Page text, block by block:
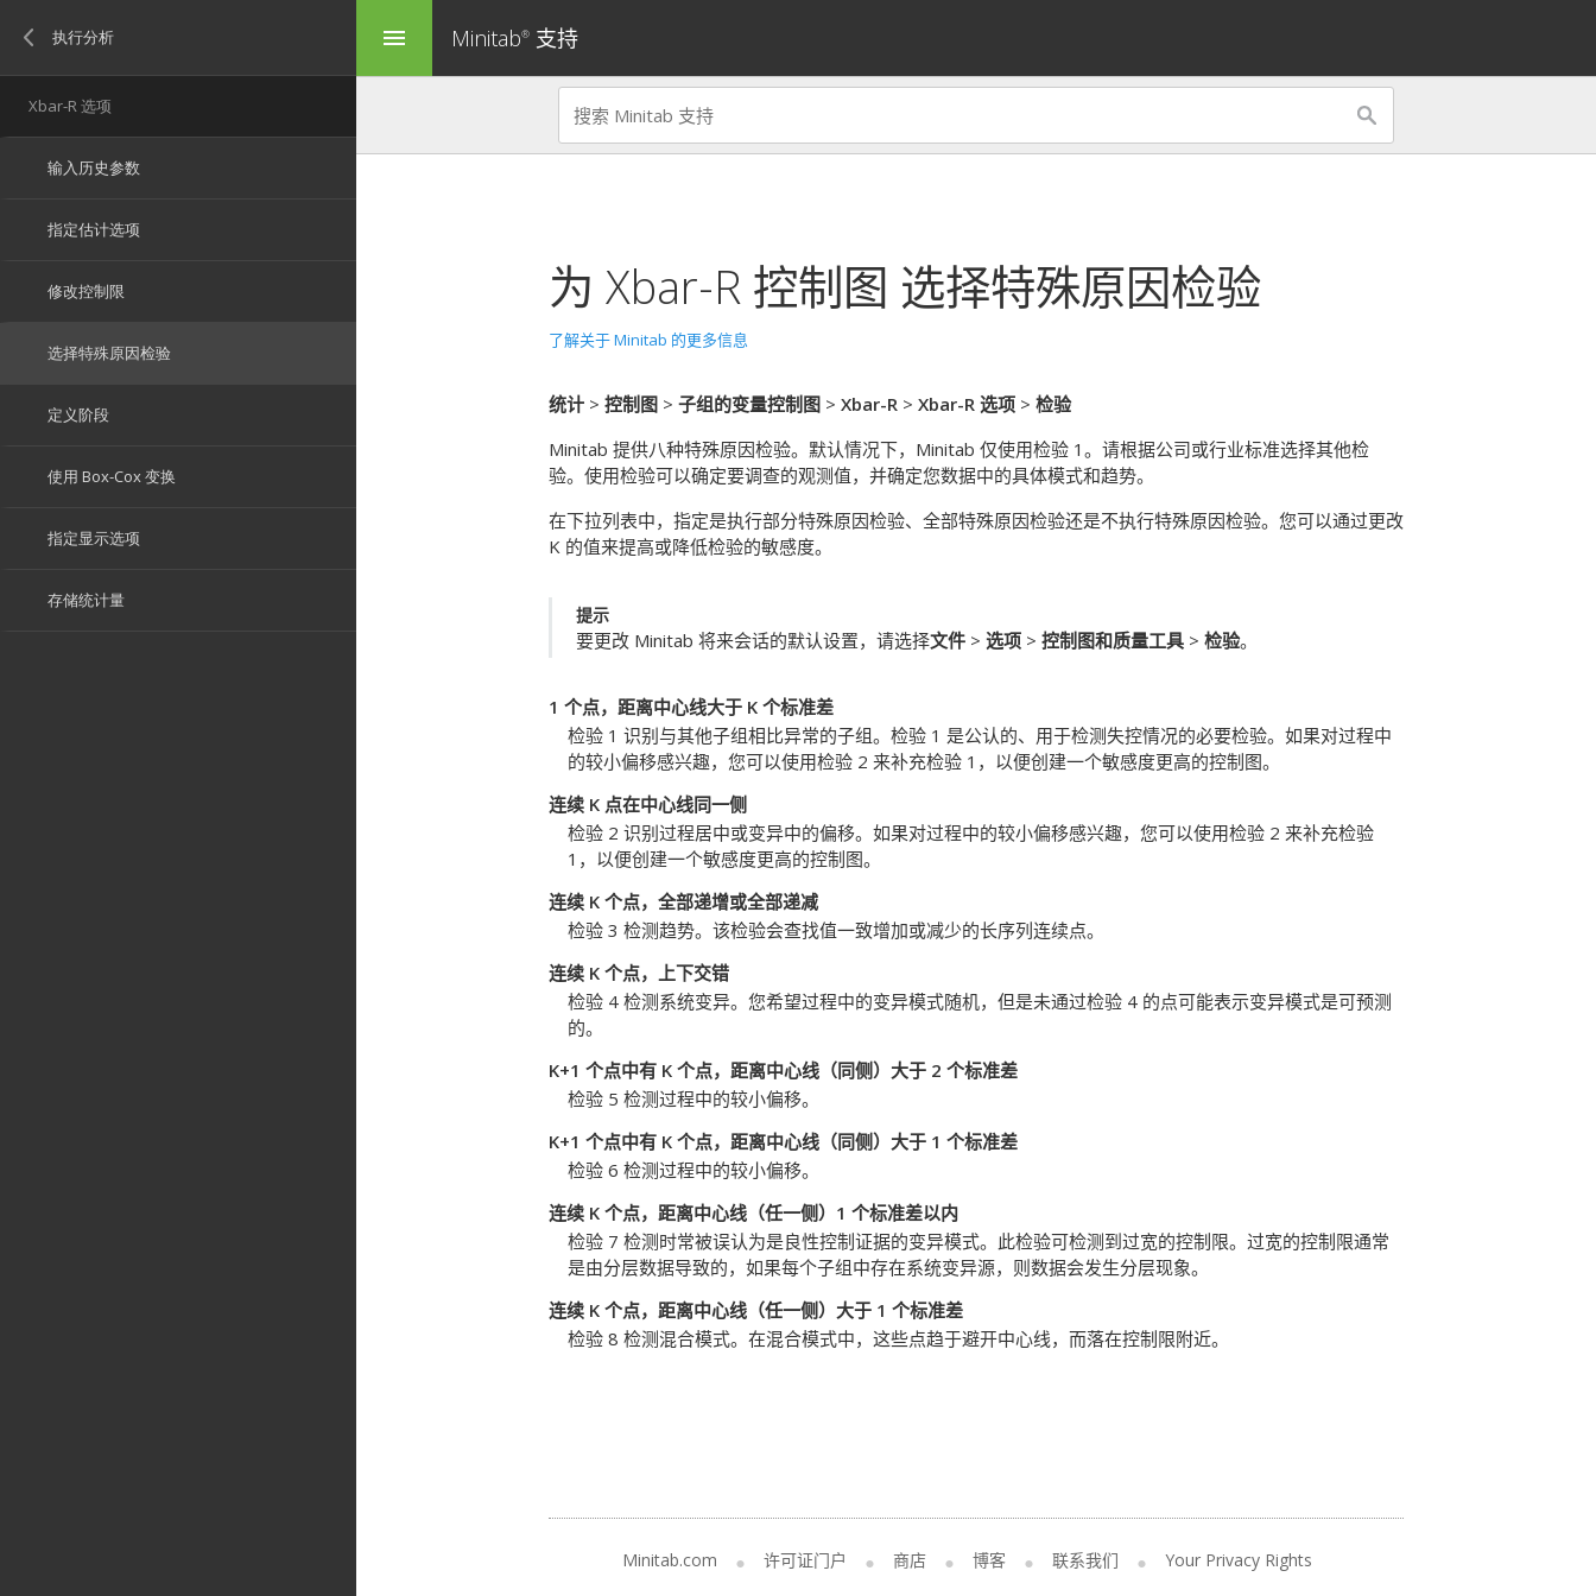
menu Minitab® 支持
为 Xbar-R 控制图 选择特殊原因检验
了解关于 Minitab 的更多信息
统计 > 控制图 > 子组的变量控制图 > Xbar-R > Xbar-R 选项 > 检验
Minitab 提供八种特殊原因检验。 默认情况下，Minitab 仅使用检验 1。 请根据公司或行业标准选择其他检
验。 使用检验可以确定要调查的观测值，并确定您数据中的具体模式和趋势。
在下拉列表中，指定是执行部分特殊原因检验、全部特殊原因检验还是不执行特殊原因检验。 您可以通过更改
K 的值来提高或降低检验的敏感度。
提示
要更改 Minitab 将来会话的默认设置，请选择文件 > 选项 > 控制图和质量工具 > 检验。
1 个点，距离中心线大于 K 个标准差
检验 1 识别与其他子组相比异常的子组。检验 1 是公认的、用于检测失控情况的必要检验。 如果对过程中
的较小偏移感兴趣，您可以使用检验 2 来补充检验 1，以便创建一个敏感度更高的控制图。
连续 K 点在中心线同一侧
检验 2 识别过程居中或变异中的偏移。 如果对过程中的较小偏移感兴趣，您可以使用检验 2 来补充检验
1，以便创建一个敏感度更高的控制图。
连续 K 个点，全部递增或全部递减
检验 3 检测趋势。该检验会查找值一致增加或减少的长序列连续点。
连续 K 个点，上下交错
检验 4 检测系统变异。您希望过程中的变异模式随机，但是未通过检验 4 的点可能表示变异模式是可预测
的。
K+1 个点中有 K 个点，距离中心线（同侧）大于 2 个标准差
检验 5 检测过程中的较小偏移。
K+1 个点中有 K 个点，距离中心线（同侧）大于 1 个标准差
检验 6 检测过程中的较小偏移。
连续 K 个点，距离中心线（任一侧）1 个标准差以内
检验 7 检测时常被误认为是良性控制证据的变异模式。此检验可检测到过宽的控制限。过宽的控制限通常
是由分层数据导致的，如果每个子组中存在系统变异源，则数据会发生分层现象。
连续 K 个点，距离中心线（任一侧）大于 1 个标准差
检验 8 检测混合模式。在混合模式中，这些点趋于避开中心线，而落在控制限附近。
Minitab.com 许可证门户 商店 博客 联系我们 Your Privacy Rights